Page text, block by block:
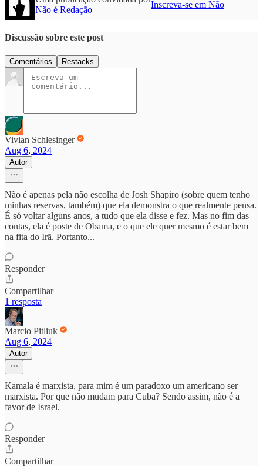
Não é Redação
Inscreva-se em Não
Discussão sobre este post
Comentários Restacks
Vivian Schlesinger
Aug 6, 2024
Autor
Não é apenas pela não escolha de Josh Shapiro (sobre quem tenho
minhas reservas, também) que ela demonstra o que realmente pensa.
É só voltar alguns anos, a tudo que ela disse e fez. Mas no fim das
contas, ela é poste de Obama, e o que ele quer mesmo é estar bem
na fita do Irã. Portanto...
Responder
Compartilhar
1 resposta
Marcio Pitliuk
Aug 6, 2024
Autor
Kamala é marxista, para mim é um paradoxo um americano ser
marxista. Por que não mudam para Cuba? Sendo assim, não é a
favor de Israel.
Responder
Compartilhar